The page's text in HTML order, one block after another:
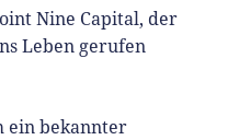
Nine Capital, der
Leben gerufen
ein bekannter